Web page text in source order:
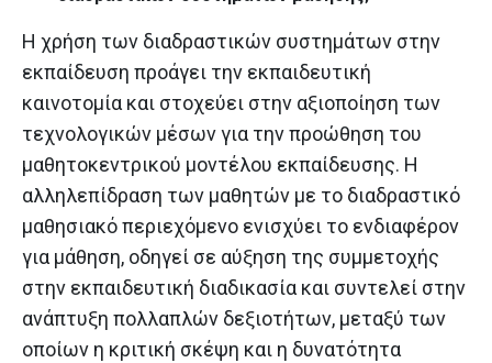
Η χρήση των διαδραστικών συστημάτων στην
εκπαίδευση προάγει την εκπαιδευτική
καινοτομία και στοχεύει στην αξιοποίηση των
τεχνολογικών μέσων για την προώθηση του
μαθητοκεντρικού μοντέλου εκπαίδευσης. Η
αλληλεπίδραση των μαθητών με το διαδραστικό
μαθησιακό περιεχόμενο ενισχύει το ενδιαφέρον
για μάθηση, οδηγεί σε αύξηση της συμμετοχής
στην εκπαιδευτική διαδικασία και συντελεί στην
ανάπτυξη πολλαπλών δεξιοτήτων, μεταξύ των
οποίων η κριτική σκέψη και η δυνατότητα